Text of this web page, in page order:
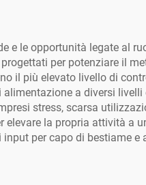
e le opportunità legate al
per potenziare il
il più elevato livello di
a diversi
stress, scarsa
la propria attività a
per capo di bestiame e